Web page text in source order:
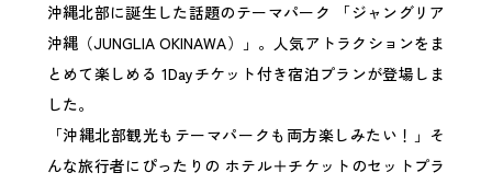
沖縄北部に誕生した話題のテーマパーク 「ジャングリア
沖縄（JUNGLIA OKINAWA）」。人気アトラクションをま
とめて楽しめる 1Dayチケット付き宿泊プランが登場しま
した。
「沖縄北部観光もテーマパークも両方楽しみたい！」そ
んな旅行者にぴったりの ホテル＋チケットのセットプラ